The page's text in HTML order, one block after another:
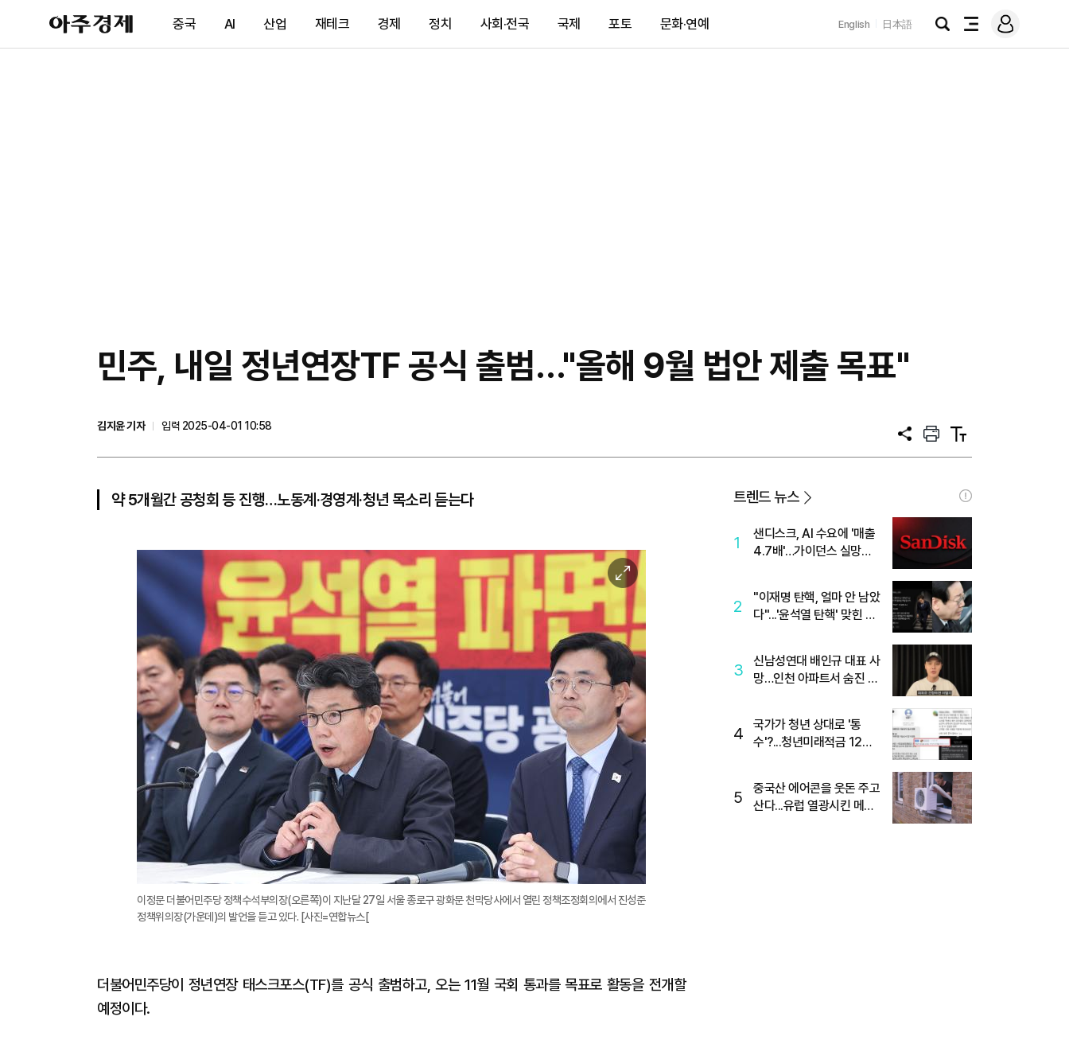
아
주
제
중국 AI 산업 재테크 경제 정치 사회·전국 국제 포토 문화·연예 English 日本語
검
전
메
그
민주, 내일 정년연장TF 공식 출범…"올해 9월 법안 제출 목표"
김지윤 기자
입력 2025-04-01 10:58
공
프
트
텍
트
약 5개월간 공청회 등 진행…노동계·경영계·청년 목소리 듣는다
이
미
확
대
이정문 더불어민주당 정책수석부의장(오른쪽)이 지난달 27일 서울 종로구 광화문 천막당사에서 열린 정책조정회의에서 진성준
정책위의장(가운데)의 발언을 듣고 있다. [사진=연합뉴스[
더불어민주당이 정년연장 태스크포스(TF)를 공식 출범하고, 오는 11월 국회 통과를 목표로 활동을 전개할
예정이다.
트렌드 뉴스
1
샌디스크, AI 수요에 '매출
4.7배'…가이던스 실망에
2
"이재명 탄핵, 얼마 안 남았
다"...'윤석열 탄핵' 맞힌 무
3
신남성연대 배인규 대표 사
망…인천 아파트서 숨진 채
4
국가가 청년 상대로 '통
수'?...청년미래적금 12%
5
중국산 에어콘을 웃돈 주고
산다...유럽 열광시킨 메이